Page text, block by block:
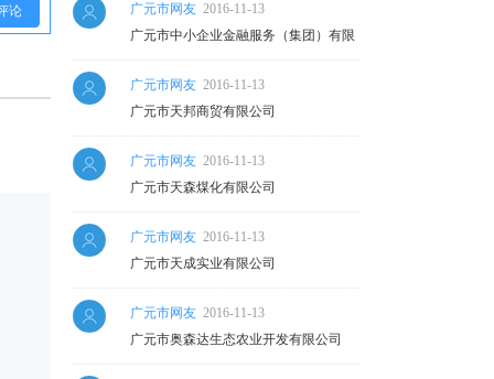
论 广元市网友 2016-11-13
广元市中小企业金融服务（集团）有限
公司
广元市网友 2016-11-13
广元市天邦商贸有限公司
广元市网友 2016-11-13
广元市天森煤化有限公司
广元市网友 2016-11-13
广元市天成实业有限公司
广元市网友 2016-11-13
广元市奥森达生态农业开发有限公司